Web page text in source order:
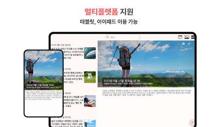
을 간직하고 싶은 공간입니다. 굿다이어리는 암호 기능 을 제공
해 나만의 소중한 기록을 안전하게 지켜줍니다. 2. 깔끔한 인터페
이스와 사용자 경험 인터페이스가 깔끔하고 직관적이어서, 일기
를 쓰는 시간이 더욱 즐거워집니다. 앱을 처음 사용하는 사람도
쉽게 적응할 수 있도록 설계되어 있습니다. 3. 추억의 장소를 되찾
다 - 사진 위치 정보 제공 굿다이어리를 사용하면 느낄수 있는
재미있는 경험입니다. 사진을 통해 그날의 기록이 어디에서 이루
어졌는지, 그때의 기억이 다시 생생하게 떠오릅니다. 이 기능은
잊고 지냈던 추억을 되찾아 주는 작은 타임머신과도 같습니다. 4.